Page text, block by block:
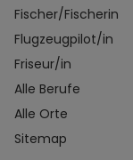
Fischer/Fischerin
Flugzeugpilot/in
Friseur/in
Alle Berufe
Alle Orte
Sitemap